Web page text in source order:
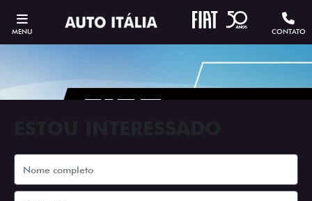
MENU CONTATO